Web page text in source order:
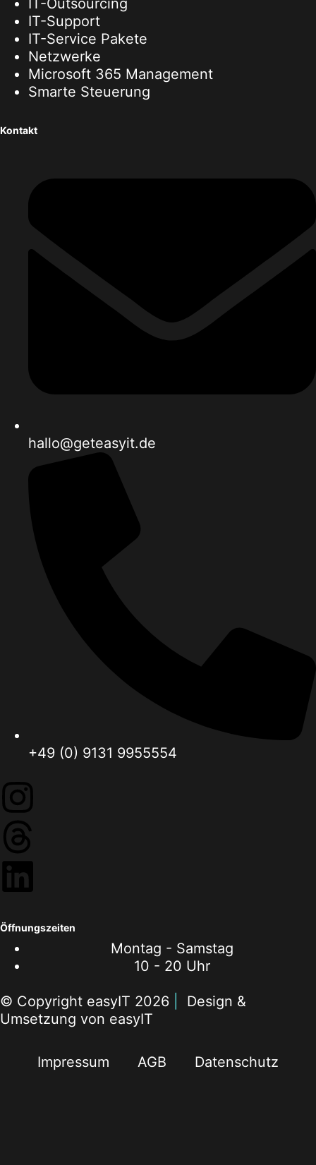
IT-Outsourcing
IT-Support
IT-Service Pakete
Netzwerke
Microsoft 365 Management
Smarte Steuerung
Kontakt
hallo@geteasyit.de
+49 (0) 9131 9955554
Öffnungszeiten
Montag - Samstag
10 - 20 Uhr
© Copyright easyIT 2026
Design &
Umsetzung von easyIT
Impressum AGB Datenschutz